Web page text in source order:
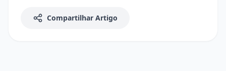
Compartilhar Artigo